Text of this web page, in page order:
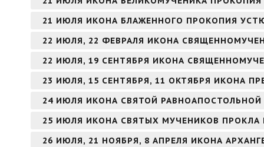
21 ИЮЛЯ ИКОНА БЛАЖЕННОГО ПРОКОПИЯ
22 ИЮЛЯ, 22 ФЕВРАЛЯ ИКОНА
22 ИЮЛЯ, 19 СЕНТЯБРЯ ИКОНА
23 ИЮЛЯ, 15 СЕНТЯБРЯ, 11 ОКТЯБРЯ ИКОНА
24 ИЮЛЯ ИКОНА СВЯТОЙ
25 ИЮЛЯ ИКОНА СВЯТЫХ МУЧЕНИКОВ ПРОКЛА
26 ИЮЛЯ, 21 НОЯБРЯ, 8 АПРЕЛЯ ИКОНА